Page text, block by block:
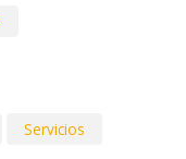
Servicios